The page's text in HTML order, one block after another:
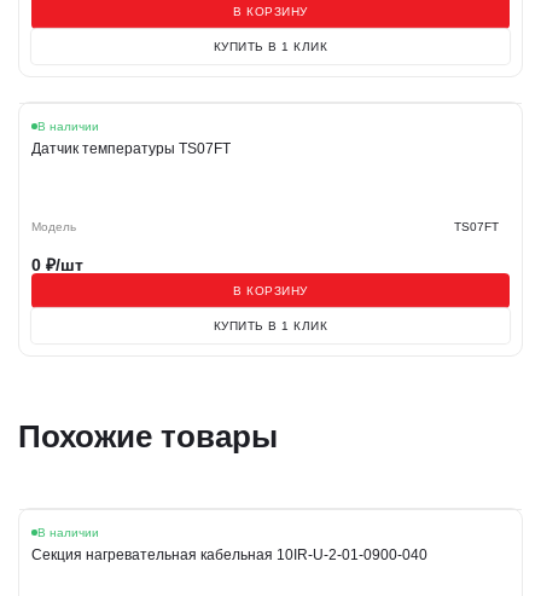
В КОРЗИНУ
КУПИТЬ В 1 КЛИК
В наличии
Датчик температуры TS07FT
Модель TS07FT
0 ₽/шт
В КОРЗИНУ
КУПИТЬ В 1 КЛИК
Похожие товары
В наличии
Секция нагревательная кабельная 10IR-U-2-01-0900-040